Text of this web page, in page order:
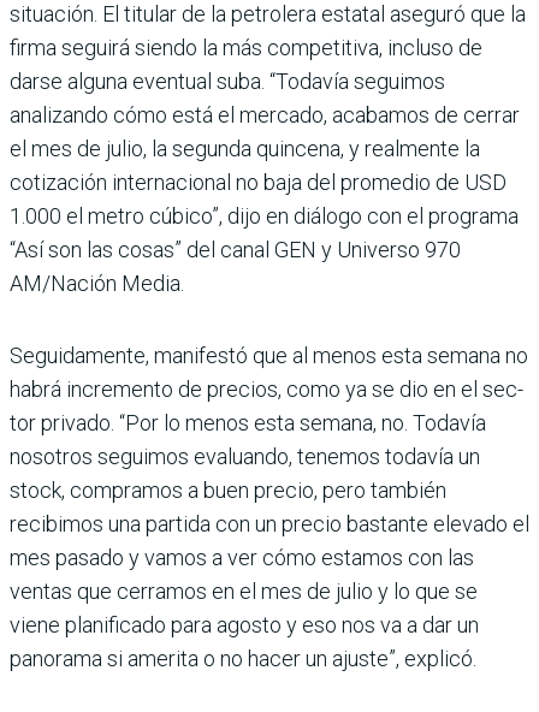
situación. El titular de la petrolera estatal aseguró que la
firma seguirá siendo la más competitiva, incluso de
darse alguna eventual suba. “Toda­vía seguimos
analizando cómo está el mercado, aca­bamos de cerrar
el mes de julio, la segunda quincena, y realmente la
cotización inter­nacional no baja del prome­dio de USD
1.000 el metro cúbico”, dijo en diálogo con el programa
“Así son las cosas” del canal GEN y Universo 970
AM/Nación Media.
Seguidamente, manifestó que al menos esta semana no
habrá incremento de pre­cios, como ya se dio en el sec­
tor privado. “Por lo menos esta semana, no. Todavía
nosotros seguimos evaluando, tenemos todavía un
stock, compramos a buen precio, pero también
recibimos una partida con un precio bastante elevado el
mes pasado y vamos a ver cómo estamos con las
ventas que cerramos en el mes de julio y lo que se
viene planifi­cado para agosto y eso nos va a dar un
panorama si amerita o no hacer un ajuste”, explicó.